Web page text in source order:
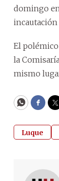
domingo
El
la
mismo
Luque